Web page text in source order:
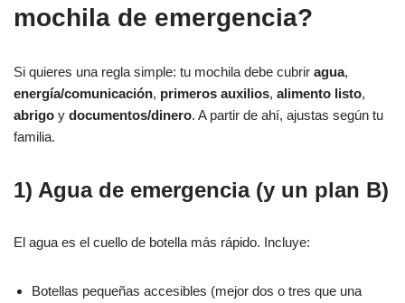
mochila de emergencia?
Si quieres una regla simple: tu mochila debe cubrir agua,
energía/comunicación, primeros auxilios, alimento listo,
abrigo y documentos/dinero. A partir de ahí, ajustas según tu
familia.
1) Agua de emergencia (y un plan B)
El agua es el cuello de botella más rápido. Incluye:
Botellas pequeñas accesibles (mejor dos o tres que una